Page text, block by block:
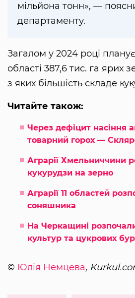
мільйона тонн», —
департаменту.
Загалом у 2024 році
області 387,6 тис. га ярих
з яких більшість складе
Читайте також:
Через дефіцит насіння
товарний горох —
Аграрії Хмельниччини
кукурудзи на зерно
Аграрії 11 областей
соняшника
На Черкащині
культур та цукрових
© Юлія Немцева,